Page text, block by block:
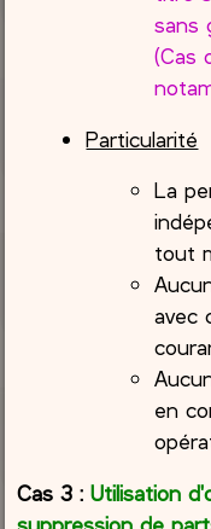
sans
(Cas
Particularité
La
tout
avec
en
Cas 3 :Utilisation